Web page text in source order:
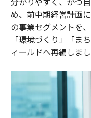
め、前中期経営計画
の事業セグメントを
「環境づくり」「ま
ィールドへ再編しまし